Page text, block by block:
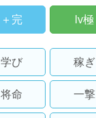
＋完 lv極
学び 稼ぎ
将命 一撃